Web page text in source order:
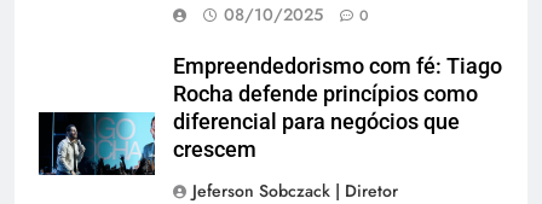
08/10/2025
0
Empreendedorismo com fé: Tiago
Rocha defende princípios como
diferencial para negócios que
crescem
Jeferson Sobczack | Diretor